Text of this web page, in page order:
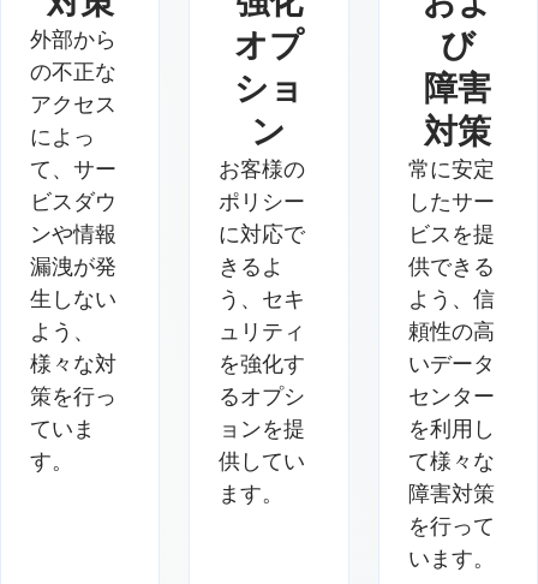
外部から
の不正な
アクセス
によっ
て、サー
ビスダウ
ンや情報
漏洩が発
生しない
よう、
様々な対
策を行っ
ていま
す。
オプ
ショ
ン
お客様の
ポリシー
に対応で
きるよ
う、セキ
ュリティ
を強化す
るオプシ
ョンを提
供してい
ます。
び
障害
対策
常に安定
したサー
ビスを提
供できる
よう、信
頼性の高
いデータ
センター
を利用し
て様々な
障害対策
を行って
います。